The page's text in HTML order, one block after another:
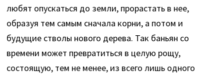
любят опускаться до земли, прорастать в нее,
образуя тем самым сначала корни, а потом и
будущие стволы нового дерева. Так баньян со
времени может превратиться в целую рощу,
состоящую, тем не менее, из всего лишь одного